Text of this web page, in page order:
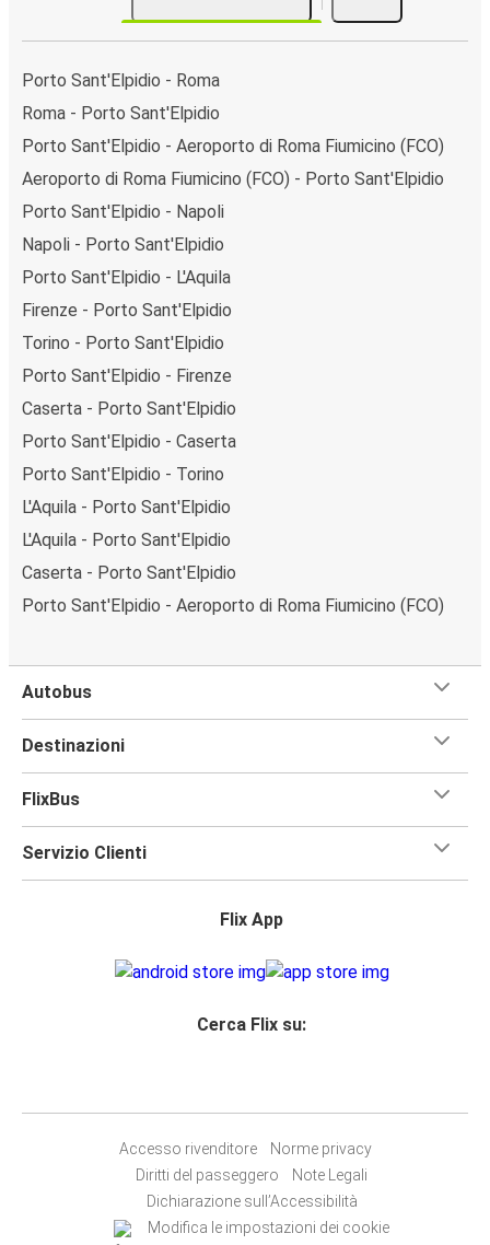
Porto Sant'Elpidio - Roma
Roma - Porto Sant'Elpidio
Porto Sant'Elpidio - Aeroporto di Roma Fiumicino (FCO)
Aeroporto di Roma Fiumicino (FCO) - Porto Sant'Elpidio
Porto Sant'Elpidio - Napoli
Napoli - Porto Sant'Elpidio
Porto Sant'Elpidio - L'Aquila
Firenze - Porto Sant'Elpidio
Torino - Porto Sant'Elpidio
Porto Sant'Elpidio - Firenze
Caserta - Porto Sant'Elpidio
Porto Sant'Elpidio - Caserta
Porto Sant'Elpidio - Torino
L'Aquila - Porto Sant'Elpidio
L'Aquila - Porto Sant'Elpidio
Caserta - Porto Sant'Elpidio
Porto Sant'Elpidio - Aeroporto di Roma Fiumicino (FCO)
Autobus
Destinazioni
FlixBus
Servizio Clienti
Flix App
Cerca Flix su:
Accesso rivenditore
Norme privacy
Diritti del passeggero
Note Legali
Dichiarazione sull’Accessibilità
Modifica le impostazioni dei cookie